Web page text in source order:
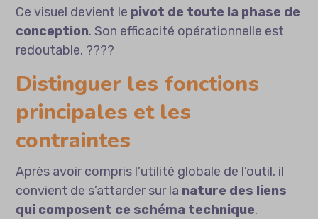
Ce visuel devient le pivot de toute la phase de
conception. Son efficacité opérationnelle est
redoutable. ????
Distinguer les fonctions
principales et les
contraintes
Après avoir compris l’utilité globale de l’outil, il
convient de s’attarder sur la nature des liens
qui composent ce schéma technique.